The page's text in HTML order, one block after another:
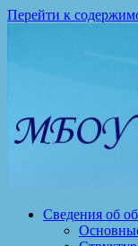
Перейти к
Сведения об